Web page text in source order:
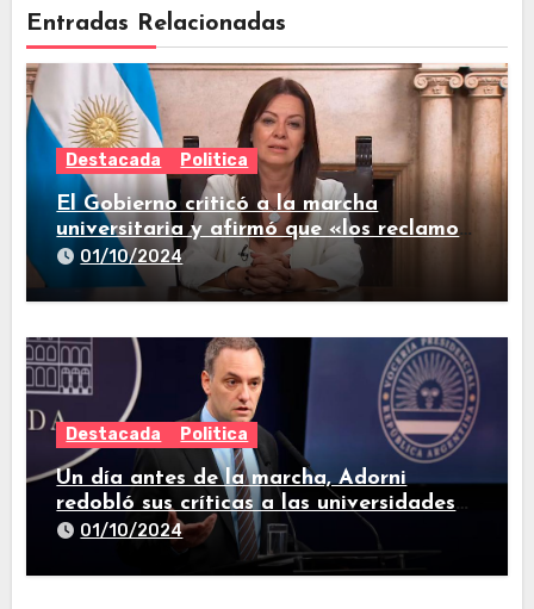
Entradas Relacionadas
Destacada Politica
El Gobierno criticó a la marcha
universitaria y afirmó que «los reclamos
están todos resueltos»
01/10/2024
Destacada Politica
Un día antes de la marcha, Adorni
redobló sus críticas a las universidades
nacionales
01/10/2024